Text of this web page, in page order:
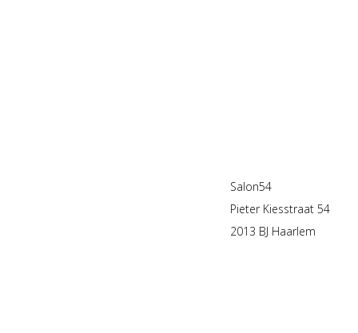
Salon54
Pieter Kiesstraat 54
2013 BJ Haarlem